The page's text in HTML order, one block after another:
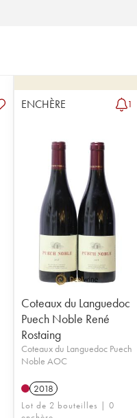
ENCHÈRE 1
Coteaux du Languedoc
Puech Noble René
Rostaing
Coteaux du Languedoc Puech
Noble AOC
2018
Lot de 2 bouteilles | 0